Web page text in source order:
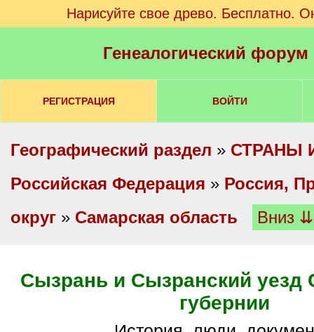
Нарисуйте свое древо. Бесплатно.
Генеалогический
РЕГИСТРАЦИЯ ВОЙТИ
Географический раздел » СТРАНЫ
Российская Федерация » Россия,
округ » Самарская область Вниз ⇊
Сызрань и Сызранский уезд
губернии